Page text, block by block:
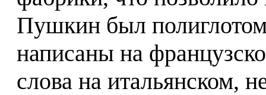
Пушкин был
написаны на
слова на итальянском,